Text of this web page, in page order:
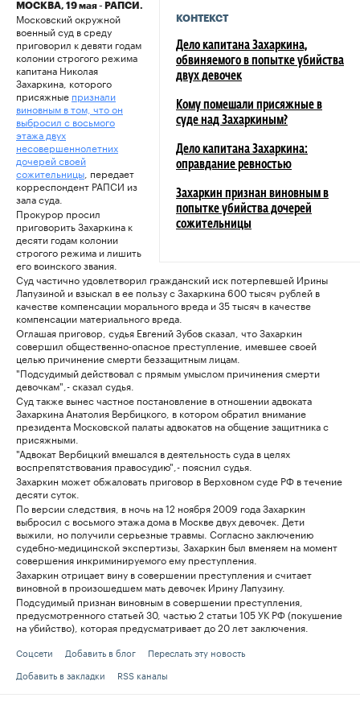
КОНТЕКСТ
Дело капитана Захаркина,
обвиняемого в попытке убийства
двух девочек
Кому помешали присяжные в
суде над Захаркиным?
Дело капитана Захаркина:
оправдание ревностью
Захаркин признан виновным в
попытке убийства дочерей
сожительницы
МОСКВА, 19 мая - РАПСИ.
Московский окружной
военный суд в среду
приговорил к девяти годам
колонии строгого режима
капитана Николая
Захаркина, которого
присяжные признали
виновным в том, что он
выбросил с восьмого
этажа двух
несовершеннолетних
дочерей своей
сожительницы , передает
корреспондент РАПСИ из
зала суда.
Прокурор просил
приговорить Захаркина к
десяти годам колонии
строгого режима и лишить
его воинского звания.
Суд частично удовлетворил гражданский иск потерпевшей Ирины
Лапузиной и взыскал в ее пользу с Захаркина 600 тысяч рублей в
качестве компенсации морального вреда и 35 тысяч в качестве
компенсации материального вреда.
Оглашая приговор, судья Евгений Зубов сказал, что Захаркин
совершил общественно-опасное преступление, имевшее своей
целью причинение смерти беззащитным лицам.
"Подсудимый действовал с прямым умыслом причинения смерти
девочкам",- сказал судья.
Суд также вынес частное постановление в отношении адвоката
Захаркина Анатолия Вербицкого, в котором обратил внимание
президента Московской палаты адвокатов на общение защитника с
присяжными.
"Адвокат Вербицкий вмешался в деятельность суда в целях
воспрепятствования правосудию",- пояснил судья.
Захаркин может обжаловать приговор в Верховном суде РФ в течение
десяти суток.
По версии следствия, в ночь на 12 ноября 2009 года Захаркин
выбросил с восьмого этажа дома в Москве двух девочек. Дети
выжили, но получили серьезные травмы. Согласно заключению
судебно-медицинской экспертизы, Захаркин был вменяем на момент
совершения инкриминируемого ему преступления.
Захаркин отрицает вину в совершении преступления и считает
виновной в произошедшем мать девочек Ирину Лапузину.
Подсудимый признан виновным в совершении преступления,
предусмотренного статьей 30, частью 2 статьи 105 УК РФ (покушение
на убийство), которая предусматривает до 20 лет заключения.
Соцсети Добавить в блог
Переслать эту новость
Добавить в закладки
RSS каналы